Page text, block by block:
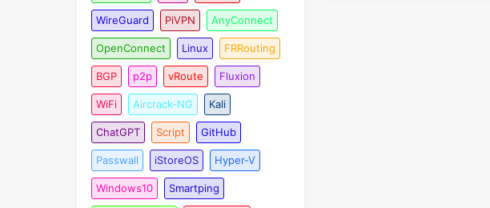
WireGuard PiVPN AnyConnect
OpenConnect Linux FRRouting
BGP p2p vRoute Fluxion
WiFi Aircrack-NG Kali
ChatGPT Script GitHub
Passwall iStoreOS Hyper-V
Windows10 Smartping